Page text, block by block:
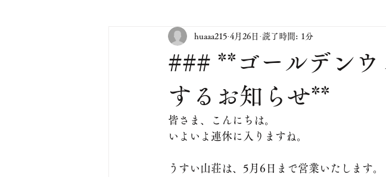
### **ゴールデン
するお知らせ**
huaaa215 4月26日 読了時間: 1分
皆さま、こんにちは。
いよいよ連休に入りますね。
うすい山荘は、5月6日まで営業いたします。